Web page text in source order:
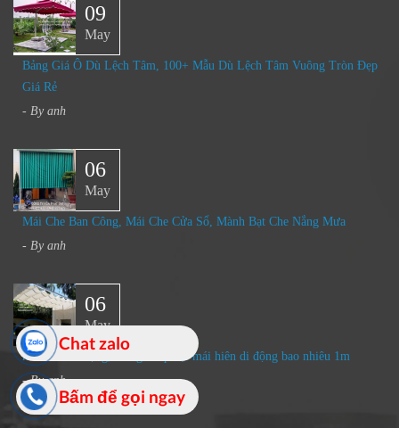
09
May
Bảng Giá Ô Dù Lệch Tâm, 100+ Mẫu Dù Lệch Tâm Vuông Tròn Đẹp
Giá Rẻ
- By anh
06
May
Mái Che Ban Công, Mái Che Cửa Sổ, Mành Bạt Che Nắng Mưa​
- By anh
06
May
mái hiên di động, báo giá lắp đặt mái hiên di động bao nhiêu 1m
- Byanh
Bấm để gọi ngay
Chat zalo